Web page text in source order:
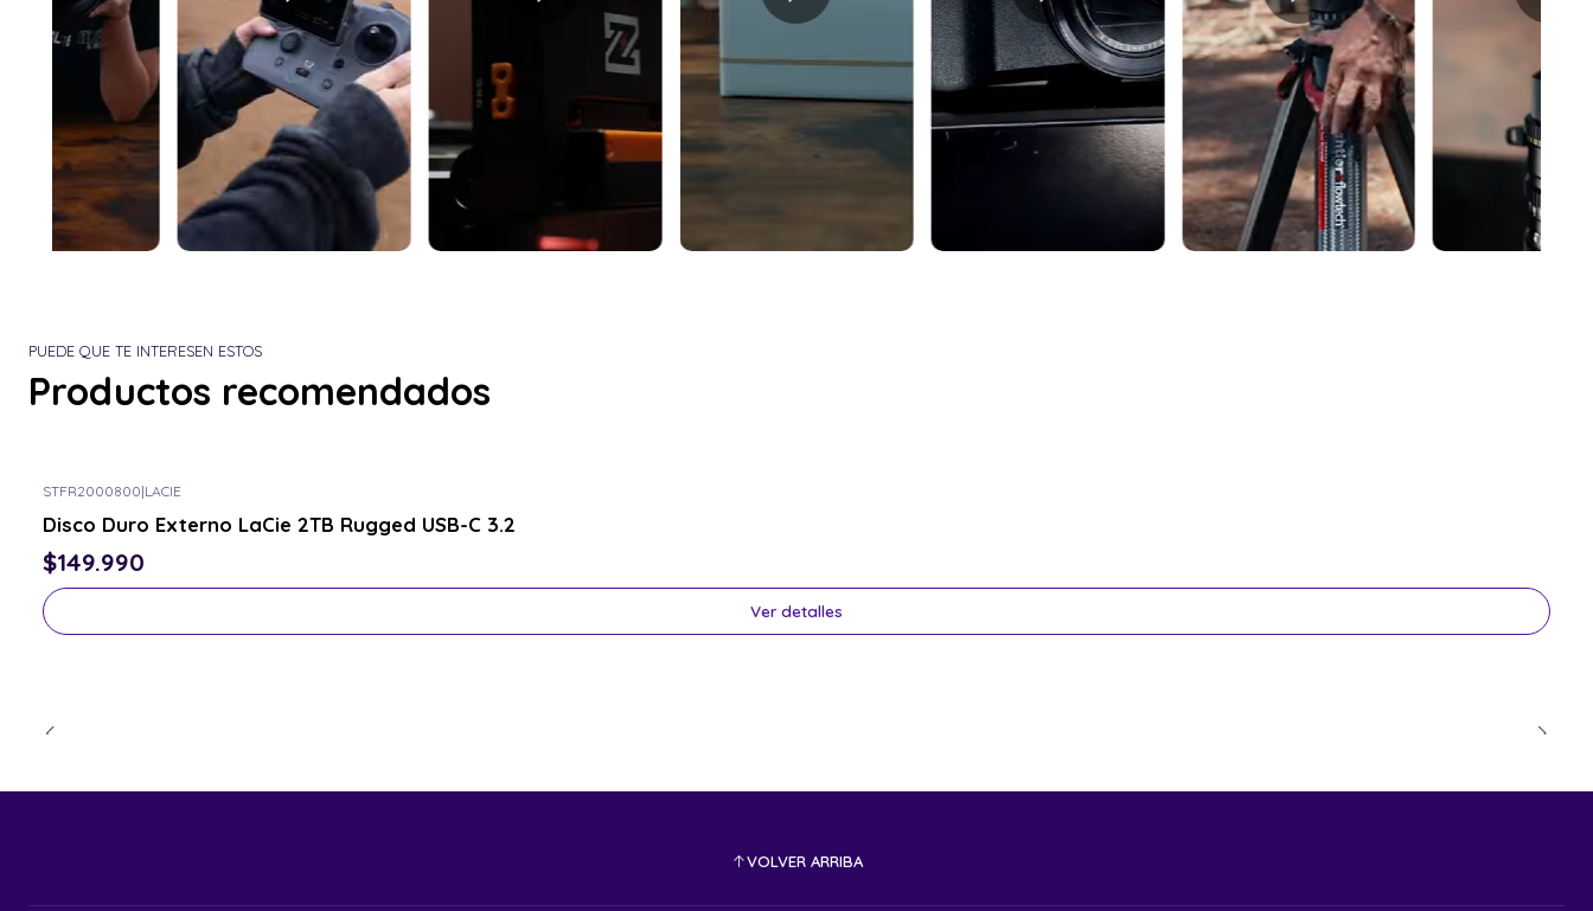
PUEDE QUE TE INTERESEN ESTOS
Productos recomendados
STFR2000800|LACIE
Disco Duro Externo LaCie 2TB Rugged USB-C 3.2
$149.990
Ver detalles
VOLVER ARRIBA